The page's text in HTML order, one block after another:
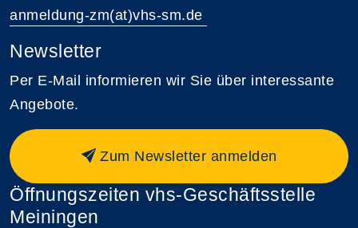
anmeldung-zm(at)vhs-sm.de
Newsletter
Per E-Mail informieren wir Sie über interessante
Angebote.
Zum Newsletter anmelden
Öffnungszeiten vhs-Geschäftsstelle
Meiningen